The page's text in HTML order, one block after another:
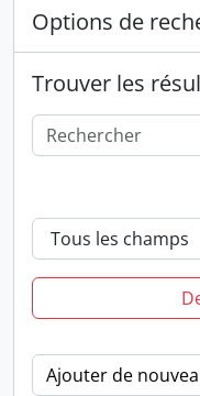
Options de
Trouver les
Ajouter de